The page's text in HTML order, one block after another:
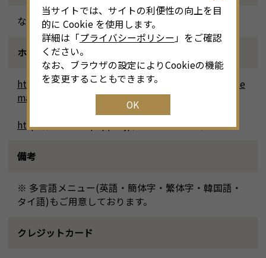
なし
ホームページ
https://taste2024.sakura.ne.jp/taste/gomitori-sakae
machiten/
https://www.hotpepper.jp/strJ003582329/
備考
※ 多言語メニュー(英語・簡体字・繁体字・韓国語・
タイ語)もご用意しております。
クレジットカード
当サイトでは、サイトの利便性の向上を目
的に Cookie を使用します。
詳細は「プライバシーポリシー 」をご確認
ください。
なお、ブラウザの設定によりCookieの機能
を変更することもできます。
OK